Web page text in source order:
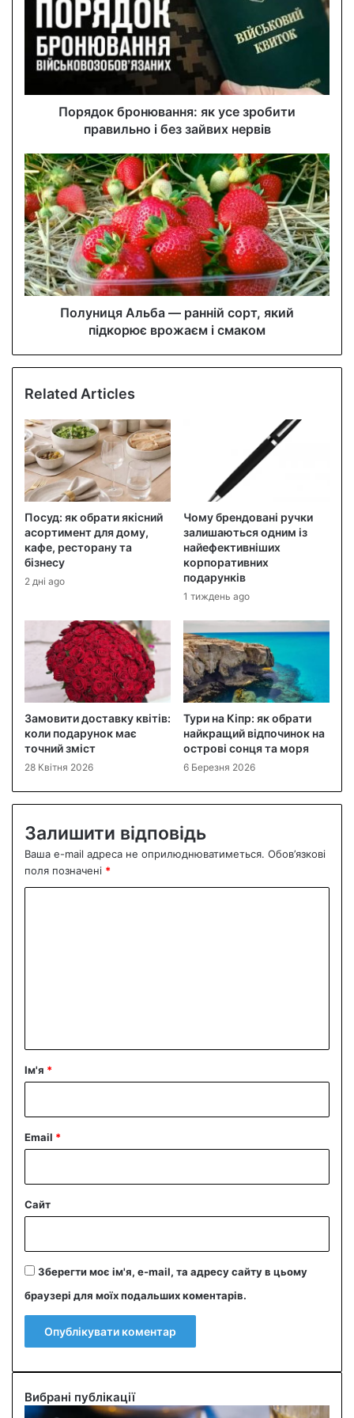
s
s
Порядок бронювання: як усе зробити
правильно і без зайвих нервів
Полуниця Альба — ранній сорт, який
підкорює врожаєм і смаком
Related Articles
Посуд: як обрати якісний
асортимент для дому,
кафе, ресторану та
бізнесу
2 дні ago
Чому брендовані ручки
залишаються одним із
найефективніших
корпоративних
подарунків
1 тиждень ago
Замовити доставку квітів:
коли подарунок має
точний зміст
28 Квітня 2026
Тури на Кіпр: як обрати
найкращий відпочинок на
острові сонця та моря
6 Березня 2026
Залишити відповідь
Ваша e-mail адреса не оприлюднюватиметься. Обов’язкові
поля позначені *
р
Ім'я *
Email *
Сайт
Зберегти моє ім'я, e-mail, та адресу сайту в цьому
браузері для моїх подальших коментарів.
Вибрані публікації
С